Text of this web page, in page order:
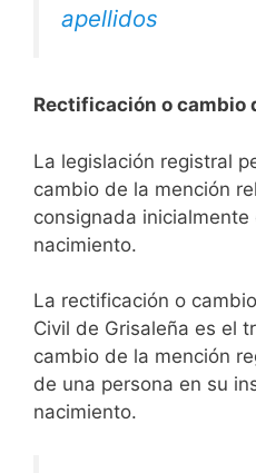
apellidos
Rectificación o cambio
La legislación registral
cambio de la mención
consignada
nacimiento.
La rectificación o
Civil de Grisaleña es el
cambio de la mención
de una persona en su
nacimiento.